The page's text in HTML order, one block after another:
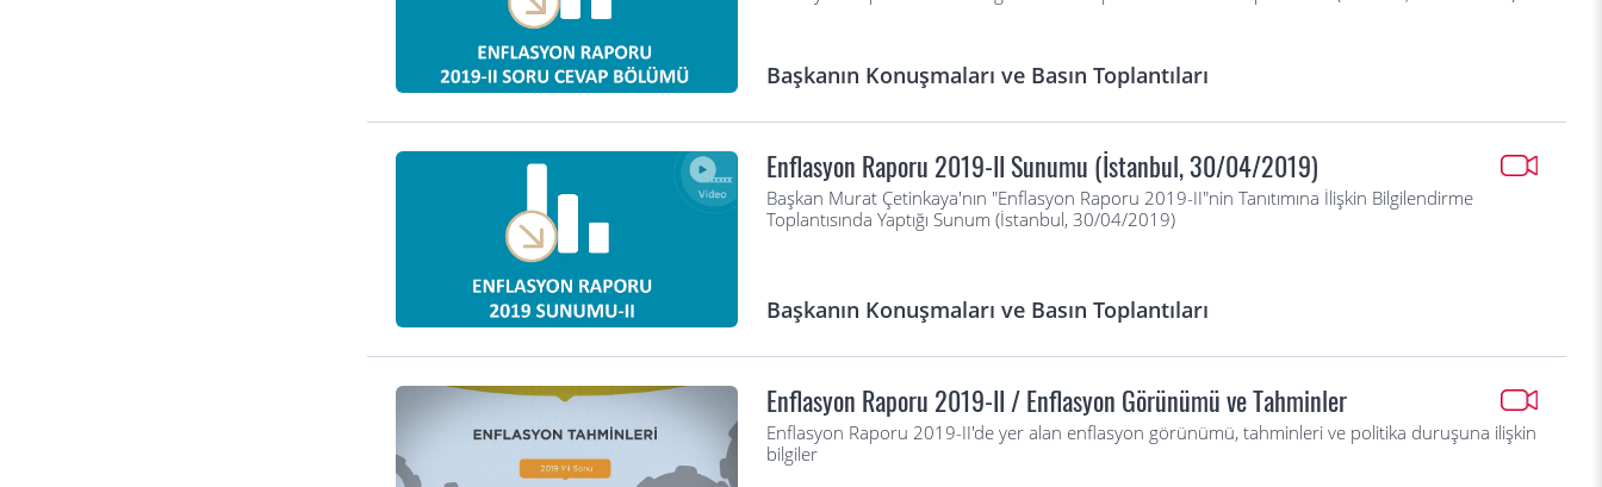
Başkanın Konuşmaları ve Basın Toplantıları
Enflasyon Raporu 2019-II Sunumu (İstanbul, 30/04/2019)
Başkan Murat Çetinkaya'nın "Enflasyon Raporu 2019-II"nin Tanıtımına İlişkin Bilgilendirme
Toplantısında Yaptığı Sunum (İstanbul, 30/04/2019)
Başkanın Konuşmaları ve Basın Toplantıları
Enflasyon Raporu 2019-II / Enflasyon Görünümü ve Tahminler
Enflasyon Raporu 2019-II'de yer alan enflasyon görünümü, tahminleri ve politika duruşuna ilişkin
bilgiler